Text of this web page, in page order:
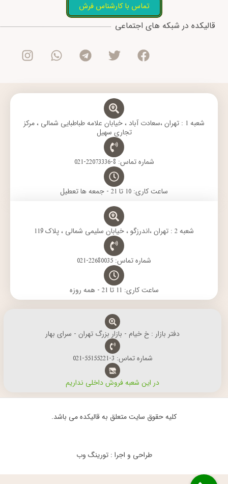
تماس با کارشناس فرش
قالیکده در شبکه های اجتماعی
F
c
e
o
T
i
t
e
r
T
l
e
r
W
a
t
a
I
s
t
g
m
شعبه 1 : تهران ،سعادت آباد ، خیابان علامه طباطبایی شمالی ، مرکز
تجاری سهیل
شماره تماس: 8-22073336-021
ساعت کاری: 10 تا 21 - جمعه ها تعطیل
شعبه 2 : تهران ،اندرزگو ، خیابان سلیمی شمالی ، پلاک 119
شماره تماس: 22680035-021
ساعت کاری: 11 تا 21 - همه روزه
دفتر بازار : خ خیام - بازار بزرگ تهران - سرای بهار
شماره تماس: 3-55155221-021
در این شعبه فروش داخلی نداریم
کلیه حقوق سایت متعلق به قالیکده می باشد.
طراحی و اجرا : تورینگ وب